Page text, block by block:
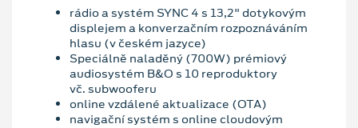
rádio a systém SYNC 4 s 13,2" dotykovým
displejem a konverzačním rozpoznáváním
hlasu (v českém jazyce)
Speciálně naladěný (700W) prémiový
audiosystém B&O s 10 reproduktory
vč. subwooferu
online vzdálené aktualizace (OTA)
navigační systém s online cloudovým